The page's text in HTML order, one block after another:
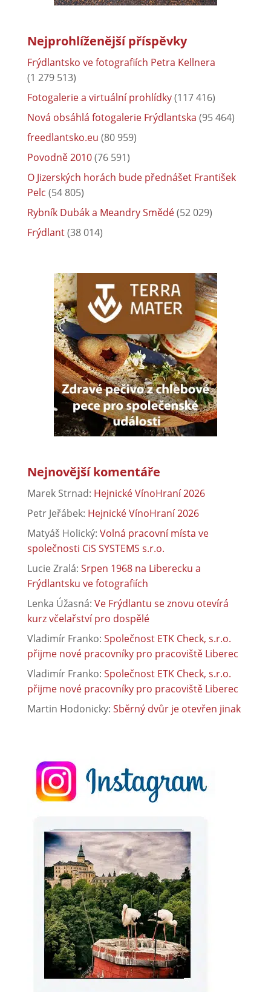
Nejprohlíženější příspěvky
Frýdlantsko ve fotografiích Petra Kellnera
(1 279 513)
Fotogalerie a virtuální prohlídky(117 416)
Nová obsáhlá fotogalerie Frýdlantska (95 464)
freedlantsko.eu (80 959)
Povodně 2010(76 591)
O Jizerských horách bude přednášet František
Pelc (54 805)
Rybník Dubák a Meandry Smědé(52 029)
Frýdlant(38 014)
Nejnovější komentáře
Marek Strnad: Hejnické VínoHraní 2026
Petr Jeřábek: Hejnické VínoHraní 2026
Matyáš Holický: Volná pracovní místa ve
společnosti CiS SYSTEMS s.r.o.
Lucie Zralá: Srpen 1968 na Liberecku a
Frýdlantsku ve fotografiích
Lenka Úžasná: Ve Frýdlantu se znovu otevírá
kurz včelařství pro dospělé
Vladimír Franko: Společnost ETK Check, s.r.o.
přijme nové pracovníky pro pracoviště Liberec
Vladimír Franko: Společnost ETK Check, s.r.o.
přijme nové pracovníky pro pracoviště Liberec
Martin Hodonicky: Sběrný dvůr je otevřen jinak